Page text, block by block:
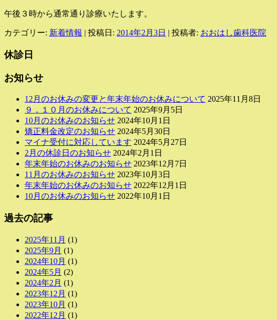
午後３時から通常通り診療いたします。
カテゴリー: 新着情報 | 投稿日: 2014年2月3日 | 投稿者: おおはし歯科医院
休診日
お知らせ
12月のお休みの変更と年末年始のお休みについて 2025年11月8日
９，１０月のお休みについて 2025年9月5日
10月のお休みのお知らせ 2024年10月1日
矯正料金改定のお知らせ 2024年5月30日
マイナ受付に対応しています 2024年5月27日
2月の休診日のお知らせ 2024年2月1日
年末年始のお休みのお知らせ 2023年12月7日
11月のお休みのお知らせ 2023年10月3日
年末年始のお休みのお知らせ 2022年12月1日
10月のお休みのお知らせ 2022年10月1日
過去の記事
2025年11月 (1)
2025年9月 (1)
2024年10月 (1)
2024年5月 (2)
2024年2月 (1)
2023年12月 (1)
2023年10月 (1)
2022年12月 (1)